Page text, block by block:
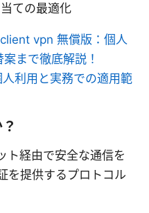
ての最適化
vpn 無償版：個人
案まで徹底解説！
利用と実務での適用範
ト経由で安全な通信を
を提供するプロトコル